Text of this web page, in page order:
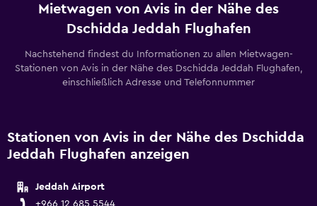
Mietwagen von Avis in der Nähe des
Dschidda Jeddah Flughafen
Nachstehend findest du Informationen zu allen Mietwagen-
Stationen von Avis in der Nähe des Dschidda Jeddah Flughafen,
einschließlich Adresse und Telefonnummer
Stationen von Avis in der Nähe des Dschidda
Jeddah Flughafen anzeigen
Jeddah Airport
+966 12 685 5544